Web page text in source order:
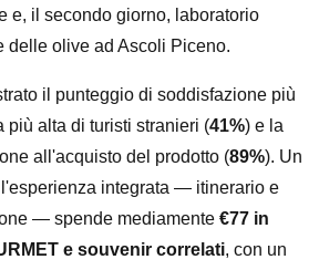
e, il secondo giorno, laboratorio
delle olive ad Ascoli Piceno.
il punteggio di soddisfazione più
più alta di turisti stranieri (41%) e la
all'acquisto del prodotto (89%). Un
integrata — itinerario e
— spende mediamente €77 in
e souvenir correlati, con un